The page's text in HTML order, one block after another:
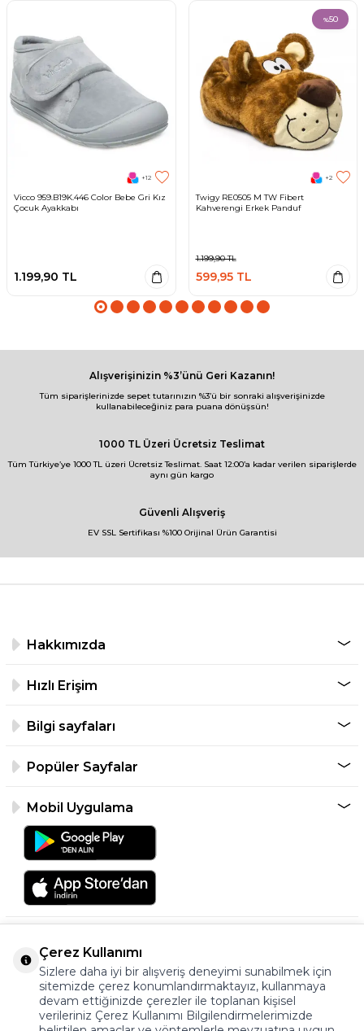
+12
Vicco 959.B19K.446 Color Bebe Gri Kız
Çocuk Ayakkabı
1.199,90 TL
%50
+2
Twigy RE0505 M TW Fibert
Kahverengi Erkek Panduf
1.199,90TL
599,95TL
Alışverişinizin %3’ünü Geri Kazanın!
Tüm siparişlerinizde sepet tutarınızın %3’ü bir sonraki alışverişinizde
kullanabileceğiniz para puana dönüşsün!
1000 TL Üzeri Ücretsiz Teslimat
Tüm Türkiye’ye 1000 TL üzeri Ücretsiz Teslimat. Saat 12:00’a kadar verilen siparişlerde
aynı gün kargo
Güvenli Alışveriş
EV SSL Sertifikası %100 Orijinal Ürün Garantisi
Hakkımızda
Hızlı Erişim
Bilgi sayfaları
Popüler Sayfalar
Mobil Uygulama
©2026 Tüm Hakkı Saklıdır.
Çerez Kullanımı
Sizlere daha iyi bir alışveriş deneyimi sunabilmek için
sitemizde çerez konumlandırmaktayız, kullanmaya
devam ettiğinizde çerezler ile toplanan kişisel
verileriniz Çerez Kullanımı Bilgilendirmelerimizde